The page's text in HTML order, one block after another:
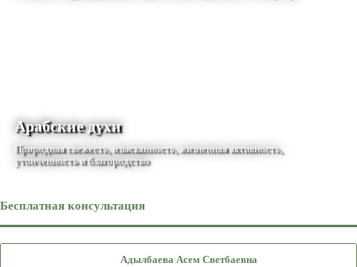
Арабские духи
Природная свежесть, изысканность, жизненная активность,
утонченность и благородство
Бесплатная консультация
Адылбаева Асем Светбаевна